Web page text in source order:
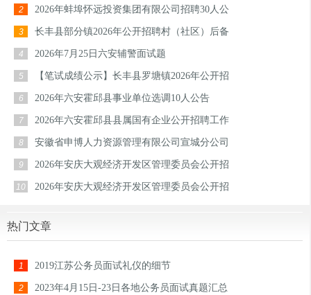
2 2026年蚌埠怀远投资集团有限公司招聘30人公
3 长丰县部分镇2026年公开招聘村（社区）后备
4 2026年7月25日六安辅警面试题
5 【笔试成绩公示】长丰县罗塘镇2026年公开招
6 2026年六安霍邱县事业单位选调10人公告
7 2026年六安霍邱县县属国有企业公开招聘工作
8 安徽省申博人力资源管理有限公司宣城分公司
9 2026年安庆大观经济开发区管理委员会公开招
10 2026年安庆大观经济开发区管理委员会公开招
热门文章
1 2019江苏公务员面试礼仪的细节
2 2023年4月15日-23日各地公务员面试真题汇总